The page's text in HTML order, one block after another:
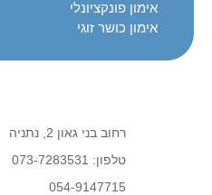
אימון פונקציונלי
אימון כושר זוגי
רחוב בני גאון 2, נתניה
טלפון: 073-7283531
054-9147715